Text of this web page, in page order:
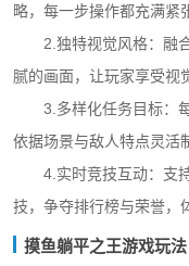
略，每一步操作都充满紧
2.独特视觉风格：融
腻的画面，让玩家享受视
3.多样化任务目标：
依据场景与敌人特点灵活
4.实时竞技互动：支
技，争夺排行榜与荣誉，
摸鱼躺平之王游戏玩法